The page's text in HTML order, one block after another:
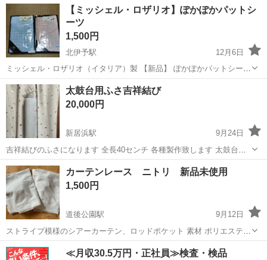
るカーキ色に、まるでコンテナハウスのような男心をくすぐりまくる
デザインになっており、バイ...
愛媛 伊予市 カーテン、ブラインド 外構
【ミッシェル・ロザリオ】ぽかぽかパットシ
ーツ
1,500円
北伊予駅
12月6日
ミッシェル・ロザリオ（イタリア）製 【新品】 ぽかぽかパットシーツ
水色、ピンク サイズ100✕205 1枚 1500円 2枚ご購入の場合 2900円
にします。 ワンタッチ取り付け、取り外し 丸洗いOK！ 新品です
が、長期...
愛媛 松山市 北伊予駅 カーテン、ブラインド
太鼓台用ふさ吉祥結び
20,000円
新居浜駅
9月24日
吉祥結びのふさになります 全長40センチ 各種製作致します 太鼓台も
地区別に製作致します
愛媛 新居浜市 カーテン、ブラインド 太鼓台
カーテンレース ニトリ 新品未使用
1,500円
道後公園駅
9月12日
ストライプ模様のシアーカーテン、ロッドポケット 素材 ポリエステル
サイズ横100✖️縦110 袋から出しています。 ２枚セットでの価格です。
ご覧いただきありがとうございます。
愛媛 松山市 道後公園駅 カーテン、ブラインド
≪月収30.5万円・正社員≫検査・検品